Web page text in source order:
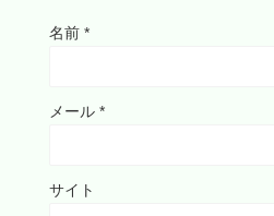
名前 *
メール *
サイト